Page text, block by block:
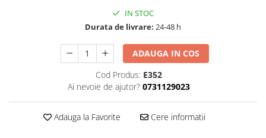
IN STOC
Durata de livrare: 24-48 h
ADAUGA IN COS
Cod Produs: E352
Ai nevoie de ajutor? 0731129023
Adauga la Favorite Cere informatii